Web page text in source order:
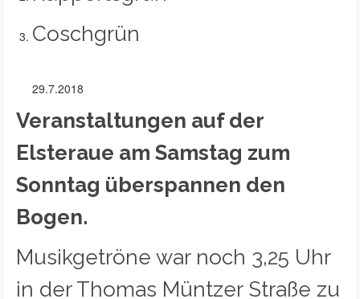
Coschgrün
29.7.2018
Veranstaltungen auf der
Elsteraue am Samstag zum
Sonntag überspannen den
Bogen.
Musikgetröne war noch 3,25 Uhr
in der Thomas Müntzer Straße zu